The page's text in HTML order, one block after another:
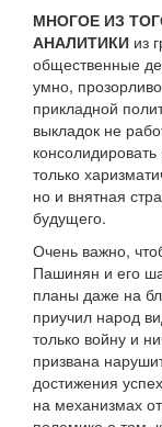
МНОГОЕ ИЗ
АНАЛИТИКИ из
общественные
умно,
прикладной
выкладок не
только
но и внятная
будущего.
Очень важно,
Пашинян и его
планы даже на
приучил народ
только войну и
призвана
достижения
на механизмах